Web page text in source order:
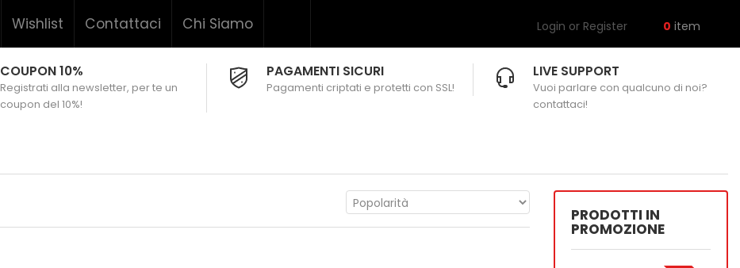
Wishlist Contattaci Chi Siamo Login or Register 0 item
COUPON 10%
Registrati alla newsletter, per te un
coupon del 10%!
PAGAMENTI SICURI
Pagamenti criptati e protetti con SSL!
LIVE SUPPORT
Vuoi parlare con qualcuno di noi?
contattaci!
PRODOTTI IN
PROMOZIONE